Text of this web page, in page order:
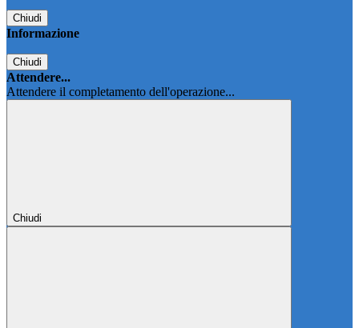
Chiudi
Informazione
Chiudi
Attendere...
Attendere il completamento dell'operazione...
Chiudi